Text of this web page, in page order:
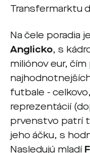
Transfermarktu
Na čele poradia
Anglicko, s
miliónov eur,
futbale -
reprezentácií
prvenstvo patrí
jeho áčku, s
Nasledujú mladí